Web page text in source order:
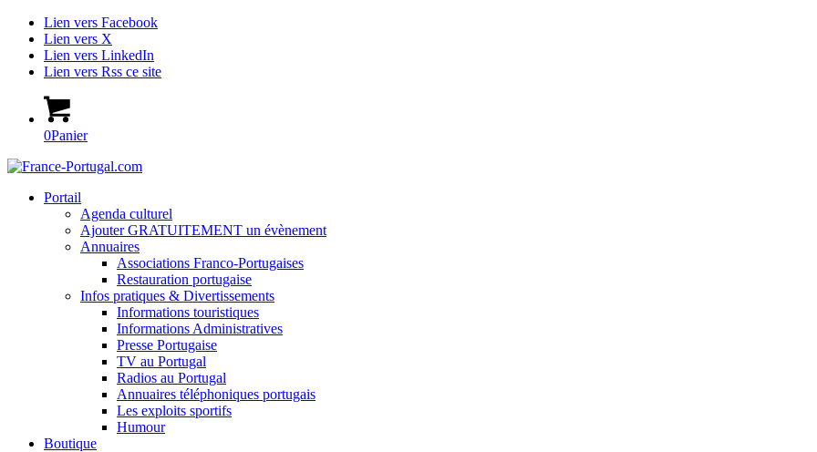
Lien vers Facebook
Lien vers X
Lien vers LinkedIn
Lien vers Rss ce site
0Panier
Portail
Agenda culturel
Ajouter GRATUITEMENT un évènement
Annuaires
Associations Franco-Portugaises
Restauration portugaise
Infos pratiques & Divertissements
Informations touristiques
Informations Administratives
Presse Portugaise
TV au Portugal
Radios au Portugal
Annuaires téléphoniques portugais
Les exploits sportifs
Humour
Boutique